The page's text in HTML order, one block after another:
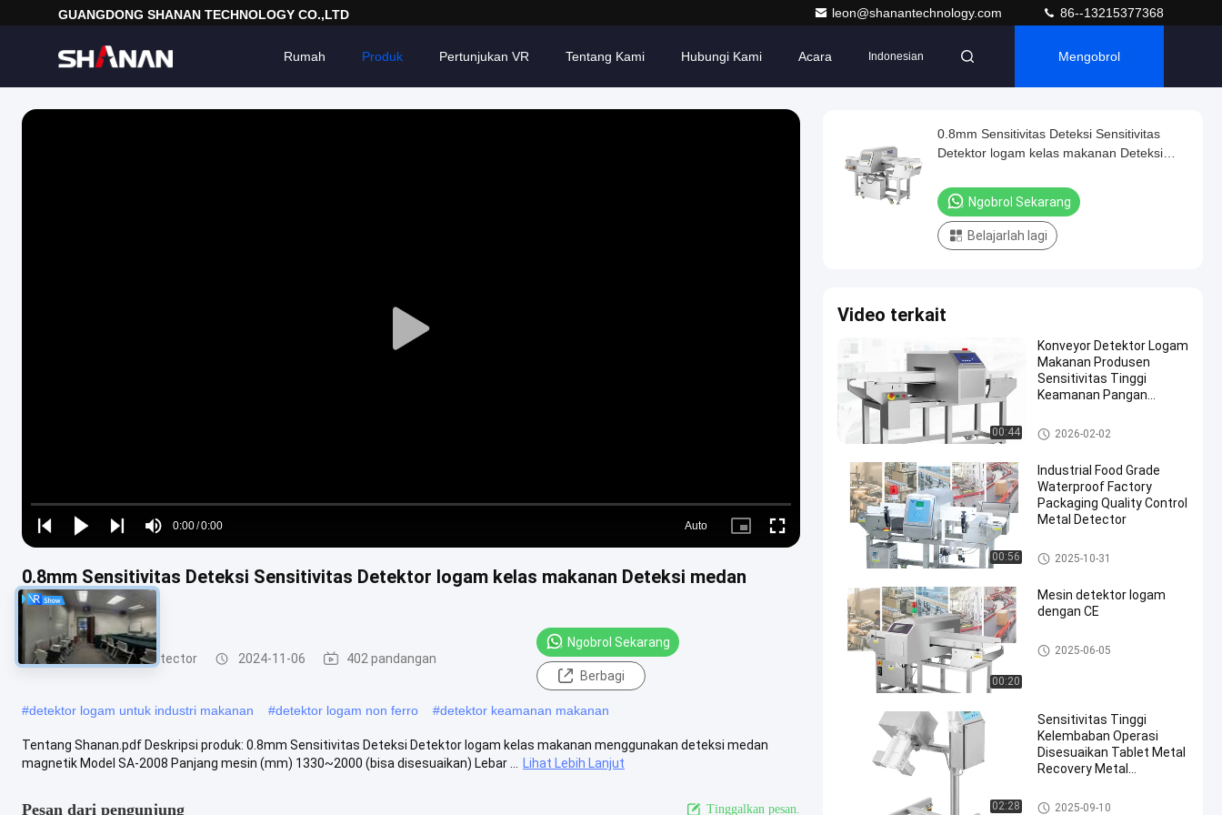
GUANGDONG SHANAN TECHNOLOGY CO.,LTD leon@shanantechnology.com 86--13215377368
Rumah Produk Pertunjukan VR Tentang Kami Hubungi Kami Acara Indonesian Mengobrol
Play
Play
Play
Play
Mute
Time
0:00/0:00
Loaded:
0%
Auto
Picture- Fullscreen
0.8mm Sensitivitas Deteksi Sensitivitas Detektor logam kelas makanan Deteksi medan
magnet
Food Grade Metal Detector 2024-11-06 402 pandangan
Ngobrol Sekarang
Berbagi
#detektor logam untuk industri makanan #detektor logam non ferro #detektor keamanan makanan
Tentang Shanan.pdf Deskripsi produk: 0.8mm Sensitivitas Deteksi Detektor logam kelas makanan menggunakan deteksi medan
magnetik Model SA-2008 Panjang mesin (mm) 1330~2000 (bisa disesuaikan) Lebar ...
Lihat Lebih Lanjut
Pesan dari pengunjung Tinggalkan pesan.
0.8mm Sensitivitas Deteksi Sensitivitas
Detektor logam kelas makanan Deteksi
Ngobrol Sekarang
Belajarlah lagi
Video terkait
00:44
Konveyor Detektor Logam
Makanan Produsen
Sensitivitas Tinggi
Keamanan Pangan
Detektor Logam Makanan
2026-02-02
00:56
Industrial Food Grade
Waterproof Factory
Packaging Quality Control
Metal Detector
Detektor Logam Makanan
2025-10-31
00:20
Mesin detektor logam
dengan CE
Food Grade Metal Detector
2025-06-05
02:28
Sensitivitas Tinggi
Kelembaban Operasi
Disesuaikan Tablet Metal
Recovery Metal
Pemisah Logam Tablet
2025-09-10